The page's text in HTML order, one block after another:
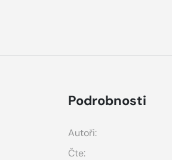
Podrobnosti
Autoři:
Čte: